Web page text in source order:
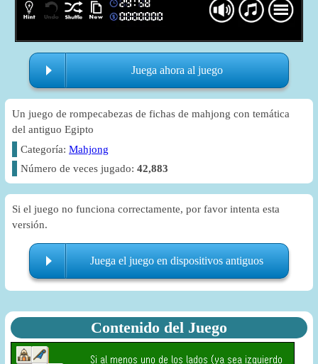
Juega ahora al juego
Un juego de rompecabezas de fichas de mahjong con temática
del antiguo Egipto
Categoría:Mahjong
Número de veces jugado:42,883
Si el juego no funciona correctamente, por favor intenta esta
versión.
Juega el juego en dispositivos antiguos
Contenido del Juego